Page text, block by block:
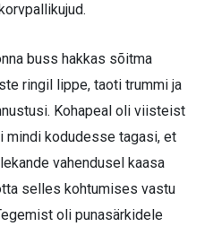
buss hakkas sõitma
ringil lippe, taoti trummi ja
Kohapeal oli viisteist
mindi kodudesse tagasi, et
vahendusel kaasa
selles kohtumises vastu
oli punasärkidele